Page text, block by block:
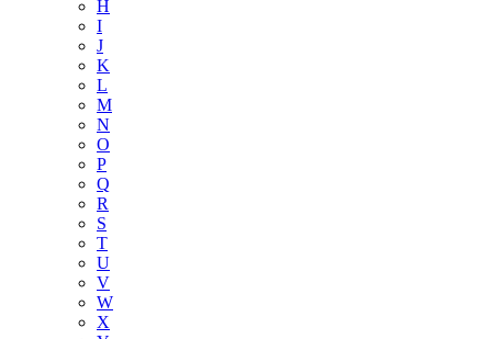
H
I
J
K
L
M
N
O
P
Q
R
S
T
U
V
W
X